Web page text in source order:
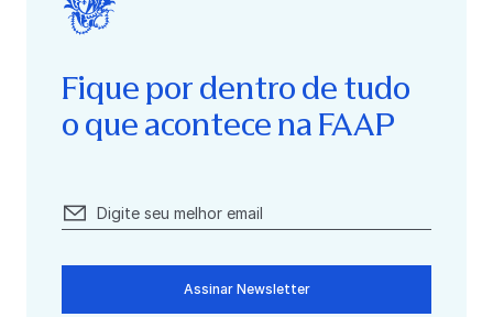
Fique por dentro de tudo
o que acontece na FAAP
Assinar Newsletter